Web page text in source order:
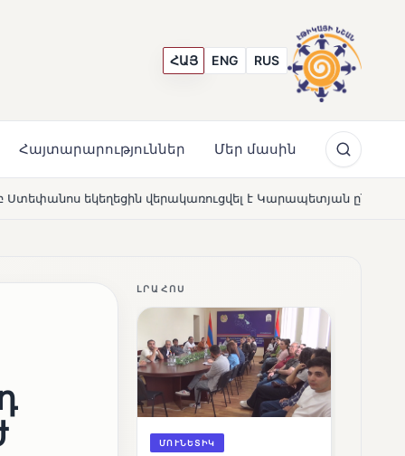
ՀԱՅ ENG RUS
Հայտարարություններ Մեր մասին
է Կարապետյան ընտանիքի մեկենասությամբ NEWS
ԼՐԱՀՈՍ
ՄՈՒՆԵՏԻԿ